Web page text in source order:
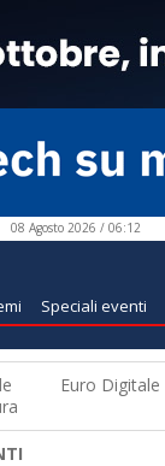
08 Agosto 2026 / 06:12
Speciali eventi
Euro Digitale